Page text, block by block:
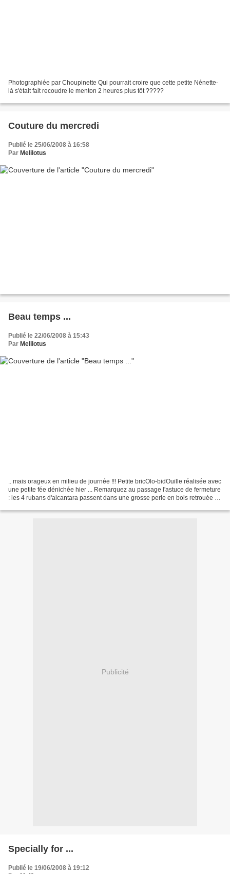
Photographiée par Choupinette Qui pourrait croire que cette petite Nénette-
là s'était fait recoudre le menton 2 heures plus tôt ?????
Couture du mercredi
Publié le 25/06/2008 à 16:58
Par Melilotus
Beau temps ...
Publié le 22/06/2008 à 15:43
Par Melilotus
.. mais orageux en milieu de journée !!! Petite bricOlo-bidOuille réalisée avec
une petite fée dénichée hier ... Remarquez au passage l'astuce de fermeture
: les 4 rubans d'alcantara passent dans une grosse perle en bois retrouée à
Publicité
Specially for ...
Publié le 19/06/2008 à 19:12